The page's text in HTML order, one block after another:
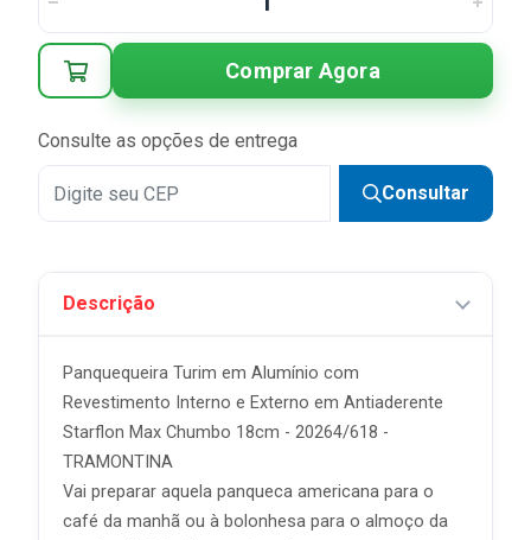
Comprar Agora
Consulte as opções de entrega
Consultar
Descrição
Panquequeira Turim em Alumínio com
Revestimento Interno e Externo em Antiaderente
Starflon Max Chumbo 18cm - 20264/618 -
TRAMONTINA
Vai preparar aquela panqueca americana para o
café da manhã ou à bolonhesa para o almoço da